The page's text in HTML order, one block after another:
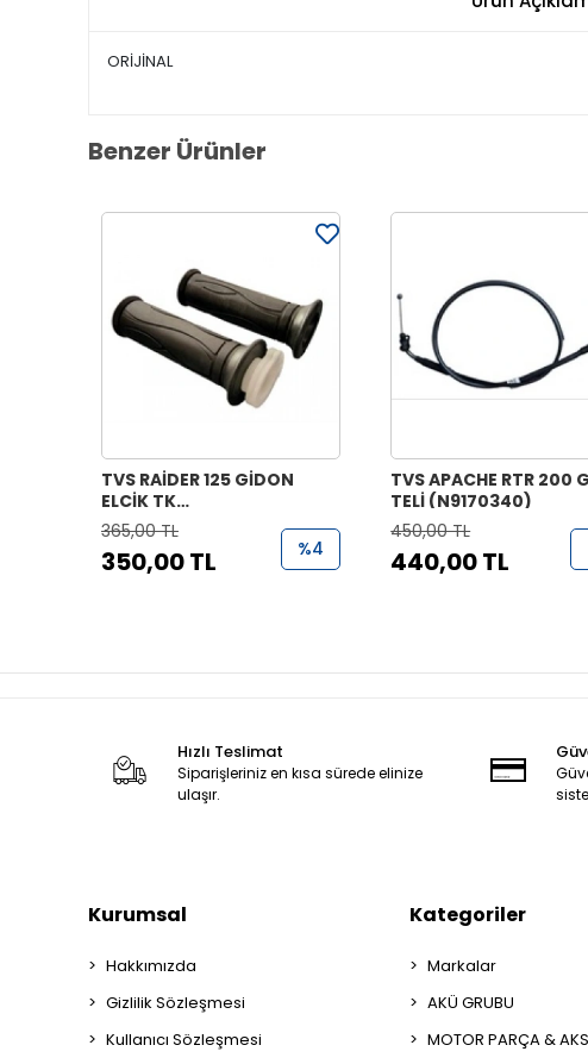
ORİJİNAL
Benzer Ürünler
TVS RAİDER 125 GİDON
ELCİK TK
(N9221070+N9221170)
365,00 TL
350,00 TL %4
TVS APACHE RTR 200
TELİ (N9170340)
450,00 TL
440,00 TL
Hızlı Teslimat
Siparişleriniz en kısa sürede elinize
ulaşır.
Kurumsal
Hakkımızda
Gizlilik Sözleşmesi
Kullanıcı Sözleşmesi
Kategoriler
Markalar
AKÜ GRUBU
MOTOR PARÇA &